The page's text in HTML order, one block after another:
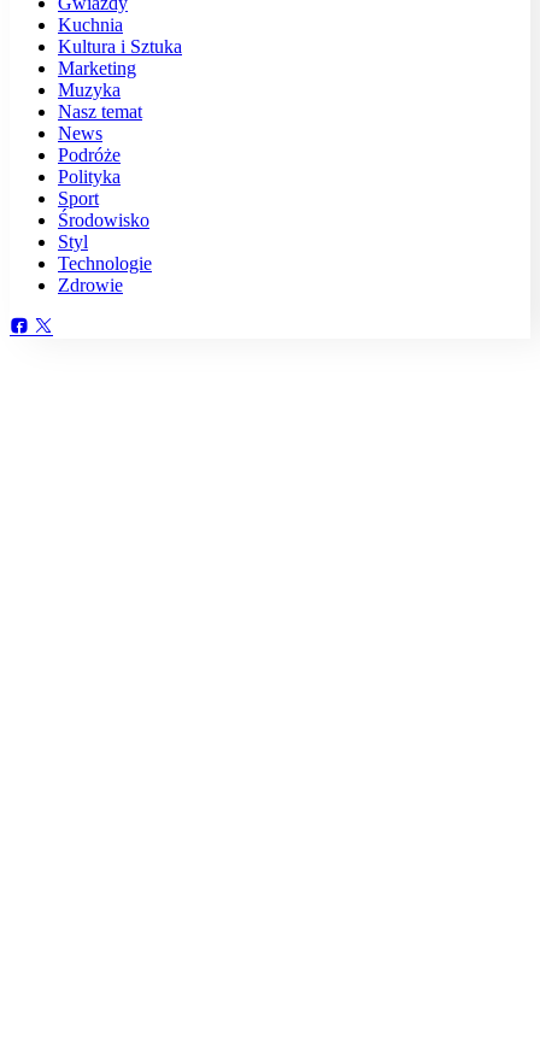
Kuchnia
Kultura i Sztuka
Marketing
Muzyka
Nasz temat
News
Podróże
Polityka
Sport
Środowisko
Styl
Technologie
Zdrowie